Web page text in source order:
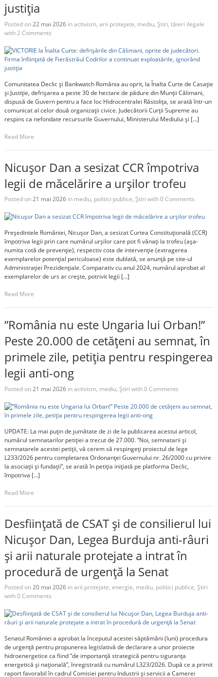
justiția
Posted on22 mai 2026inactivism, arii protejate, mediu, Știri, tăieri ilegale
with2 Comments
Comunitatea Declic și Bankwatch România au oprit, la Înalta Curte de Casație
și Justiție, defrișarea a peste 30 de hectare de pădure din Munții Călimani,
dispusă de Guvern pentru a face loc Hidrocentralei Răstolița, se arată într-un
comunicat al celor două organizații civice. Judecătorii Curții Supreme au
respins ca nefondate recursurile Guvernului, Ministerului Mediului și […]
Read More
Nicușor Dan a sesizat CCR împotriva
legii de măcelărire a urșilor trofeu
Posted on21 mai 2026in mediu, politici publice, Știri with0 Comments
Președintele României, Nicușor Dan, a sesizat Curtea Constituțională (CCR)
împotriva legii prin care numărul urșilor care pot fi vânați la trofeu (așa-
numita cotă de prevenție), respectiv cota de intervenție (extragerea
exemplarelor potențial periculoase) este dublată, se anunță pe site-ul
Administrației Prezidențiale. Comparativ cu anul 2024, numărul aprobat al
exemplarelor de urs ar crește, potrivit legii […]
Read More
”România nu este Ungaria lui Orban!”
Peste 20.000 de cetățeni au semnat, în
primele zile, petiția pentru respingerea
legii anti-ong
Posted on21 mai 2026inactivism, mediu, Știri with0 Comments
UPDATE: La mai puțin de jumătate de zi de la publicarea acestui articol,
numărul semnatarilor petiției a trecut de 27.000. ”Noi, semnatarii și
semnatarele acestei petiții, vă cerem să respingeți proiectul de lege
L233/2026 pentru completarea Ordonanței Guvernului nr. 26/2000 cu privire
la asociații și fundații”, se arată în petiția inițiată pe platforma Declic,
împotriva […]
Read More
Desființată de CSAT și de consilierul lui
Nicușor Dan, Legea Burduja anti-râuri
și arii naturale protejate a intrat în
procedură de urgență la Senat
Posted on20 mai 2026inarii protejate, energie, mediu, politici publice, Știri
with0 Comments
Senatul României a aprobat la începutul acestei săptămâni (luni) procedura
de urgență pentru propunerea legislativă de declarare a unor proiecte
hidroenergetice ca fiind ”de importanță strategică pentru siguranța
energetică și națională”, înregistrată cu numărul L323/2026. După ce a primit
raport favorabil în cadrul Comisiei pentru Industrii și servicii a Camerei